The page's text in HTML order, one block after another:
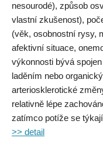
nesourodé), způsob
vlastní zkušenost),
(věk, osobnostní rysy,
afektivní situace,
výkonnosti bývá
laděním nebo
arteriosklerotické
relativně lépe
zatímco potíže se
>> detail